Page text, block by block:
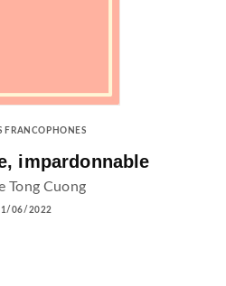
FRANCOPHONES
impardonnable
Tong Cuong
06/2022